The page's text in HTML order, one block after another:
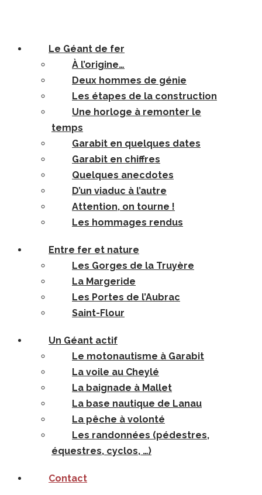
Le Géant de fer
À l’origine…
Deux hommes de génie
Les étapes de la construction
Une horloge à remonter le
temps
Garabit en quelques dates
Garabit en chiffres
Quelques anecdotes
D’un viaduc à l’autre
Attention, on tourne !
Les hommages rendus
Entre fer et nature
Les Gorges de la Truyère
La Margeride
Les Portes de l’Aubrac
Saint-Flour
Un Géant actif
Le motonautisme à Garabit
La voile au Cheylé
La baignade à Mallet
La base nautique de Lanau
La pêche à volonté
Les randonnées (pédestres,
équestres, cyclos, …)
Contact